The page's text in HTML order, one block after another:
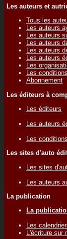
Les auteurs et
Tous les
Les auteurs
Les auteurs
Les auteurs
Les auteurs
Les auteurs
Les
Les
Abonnement
Les éditeurs à
Les éditeurs
Les auteurs
Les
Les sites d'auto
Les sites
Les auteurs
La publication
La
Les
L'écriture sur